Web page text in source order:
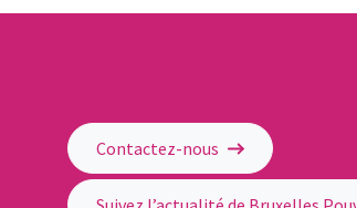
Contactez-nous